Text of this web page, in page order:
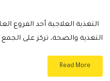
التغذية العلاجية أحد الفروع
التغذية والصحة، تركز على
Read More